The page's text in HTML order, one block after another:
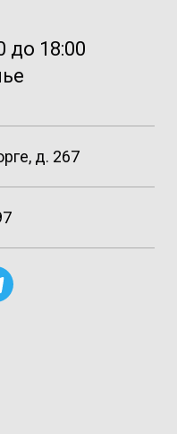
до 18:00
д. 267